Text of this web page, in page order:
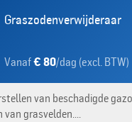
Graszodenverwijderaar
Vanaf€ 80/dag (excl. BTW)
van beschadigde
grasvelden....